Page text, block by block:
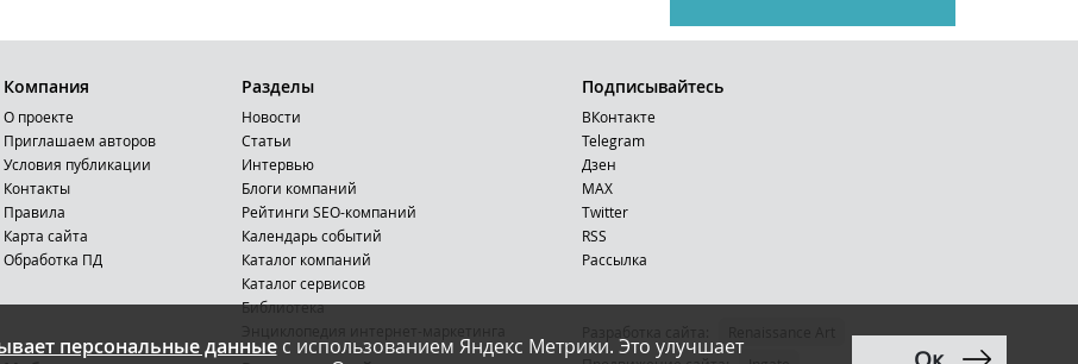
персональные данныес использованием Яндекс Метрики. Это улучшает
Компания
О проекте
Приглашаем авторов
Условия публикации
Контакты
Правила
Карта сайта
Обработка ПД
Разделы
Новости
Статьи
Интервью
Блоги компаний
Рейтинги SEO-компаний
Календарь событий
Каталог компаний
Каталог сервисов
Библиотека
Подписывайтесь
ВКонтакте
Telegram
Дзен
MAX
Тwitter
RSS
Рассылка